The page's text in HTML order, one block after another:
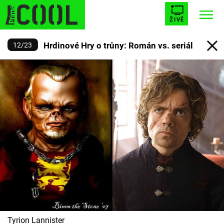
ŽIVĚ
Trendy: STARHOUSE BUFFY, PŘEMOŽITELKA UPÍRŮ
ESCAPE PLNEJ KOTEL AVENGERS 5
Témata
Filmy
Seriály
Hry
12/23 Hrdinové Hry o trůny: Román vs. seriál
Tyrion Lannister